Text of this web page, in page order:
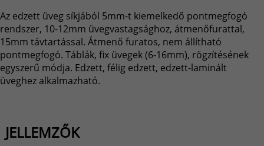
Az edzett üveg síkjából 5mm-t kiemelkedő pontmegfogó
rendszer, 10-12mm üvegvastagsághoz, átmenőfurattal,
15mm távtartással. Átmenő furatos, nem állítható
pontmegfogó. Táblák, fix üvegek (6-16mm), rögzítésének
egyszerű módja. Edzett, félig edzett, edzett-laminált
üveghez alkalmazható.
JELLEMZŐK